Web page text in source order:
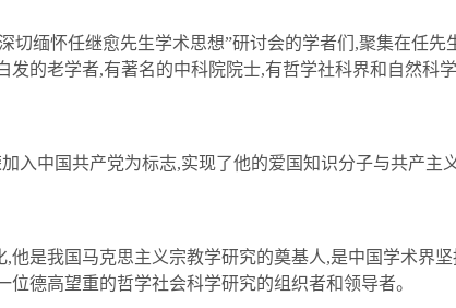
切缅怀任继愈先生学术思想”研讨会的学者们 ,聚集在任先
发的老学者,有著名的中科院院士,有哲学社科界和自然科
入中国共产党为标志,实现了他的爱国知识分子与共产主
,他是我国马克思主义宗教学研究的奠基人,是中国学术界
位德高望重的哲学社会科学研究的组织者和领导者。